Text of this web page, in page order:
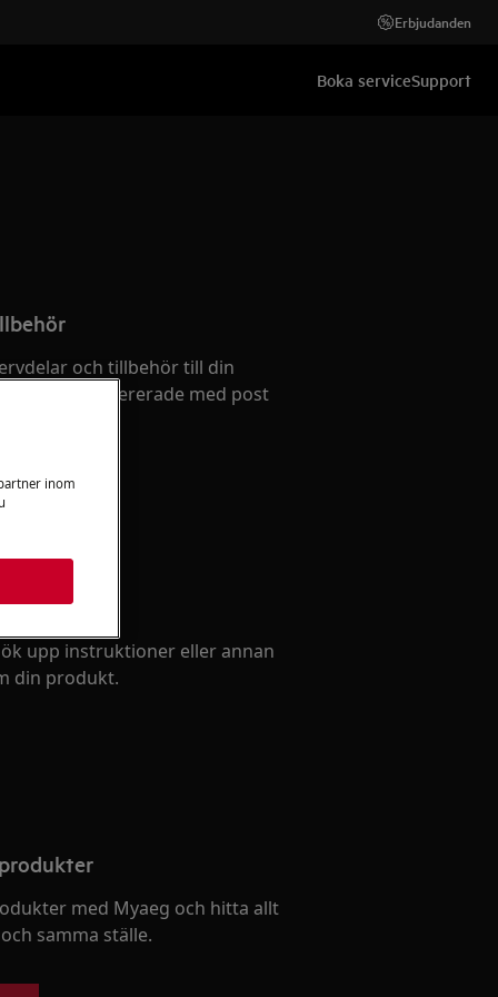
Erbjudanden
Boka serviceSupport
och tillbehör till din
få dem levererade med post
upp instruktioner eller annan
din produkt.
med Myaeg och hitta allt
samma ställe.
inom